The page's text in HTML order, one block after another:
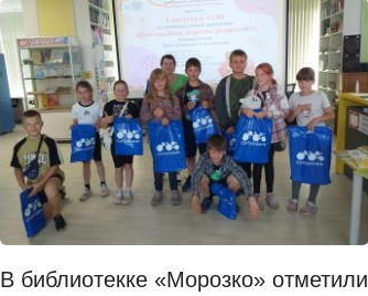
В библиотекке «Морозко» отметили